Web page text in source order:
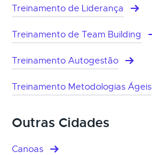
Treinamento de Liderança
Treinamento de Team Building
Treinamento Autogestão
Treinamento Metodologias Ágeis
Outras Cidades
Canoas